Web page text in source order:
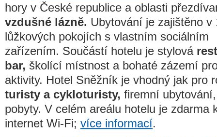
hory v České republice a oblasti
vzdušné lázně. Ubytování je zajištěno v
lůžkových pokojích s vlastním sociálním
zařízením. Součástí hotelu je stylová
bar, školící místnost a bohaté zázemí
aktivity. Hotel Sněžník je vhodný jak pro
turisty a cykloturisty, firemní
pobyty. V celém areálu hotelu je zdarma
internet Wi-Fi; více informací.